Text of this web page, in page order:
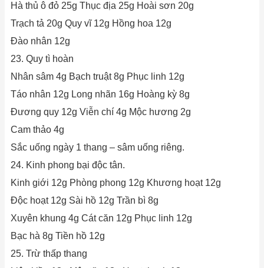
Hà thủ ô đỏ 25g Thục địa 25g Hoài sơn 20g
Trạch tả 20g Quy vĩ 12g Hồng hoa 12g
Đào nhân 12g
23. Quy tì hoàn
Nhân sâm 4g Bạch truật 8g Phục linh 12g
Táo nhân 12g Long nhãn 16g Hoàng kỳ 8g
Đương quy 12g Viễn chí 4g Mộc hương 2g
Cam thảo 4g
Sắc uống ngày 1 thang – sâm uống riêng.
24. Kinh phong bại độc tân.
Kinh giới 12g Phòng phong 12g Khương hoạt 12g
Độc hoạt 12g Sài hồ 12g Trần bì 8g
Xuyên khung 4g Cát căn 12g Phục linh 12g
Bạc hà 8g Tiền hồ 12g
25. Trừ thấp thang